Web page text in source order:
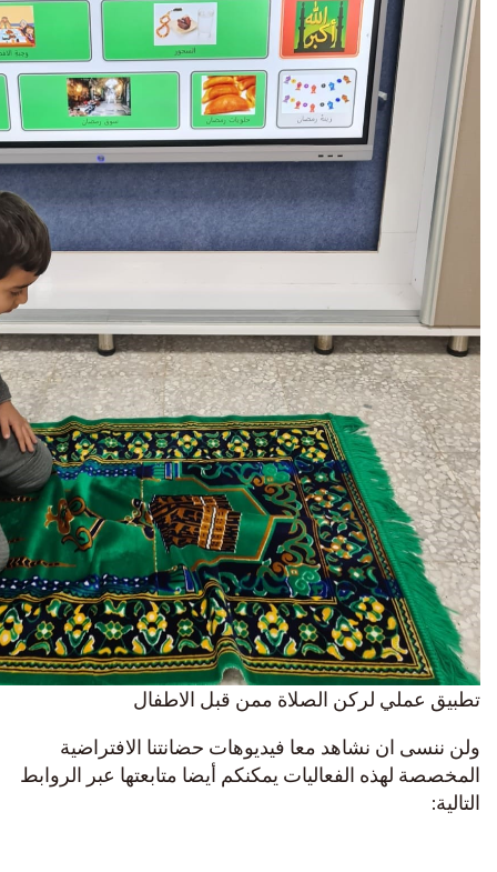
تطبيق عملي لركن الصلاة ممن قبل الاطفال
ولن ننسى ان نشاهد معا فيديوهات حضانتنا الافتراضية
المخصصة لهذه الفعاليات يمكنكم أيضا متابعتها عبر الروابط
التالية: